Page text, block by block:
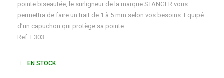
pointe biseautée, le surligneur de la marque STANGER vous
permettra de faire un trait de 1 à 5 mm selon vos besoins. Equipé
d’un capuchon qui protège sa pointe.
Ref: E303
EN STOCK